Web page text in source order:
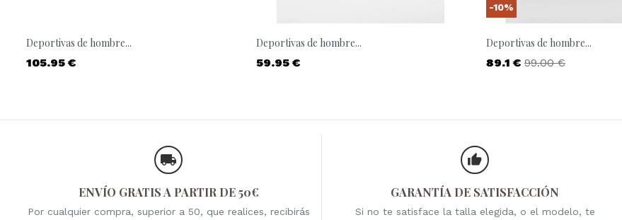
Deportivas de hombre...
Precio
105.95 €
Deportivas de hombre...
Precio
59.95 €
Deportivas de hombre...
Precio
89.1 € Precio base
99.00 €
-10%
ENVÍO GRATIS A PARTIR DE 50€
Por cualquier compra, superior a 50, que realices, recibirás
GARANTÍA DE SATISFACCIÓN
Si no te satisface la talla elegida, o el modelo, te